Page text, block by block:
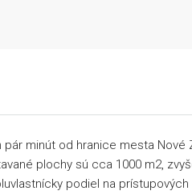
minút od hranice mesta Nové
plochy sú cca 1000 m2,
podiel na